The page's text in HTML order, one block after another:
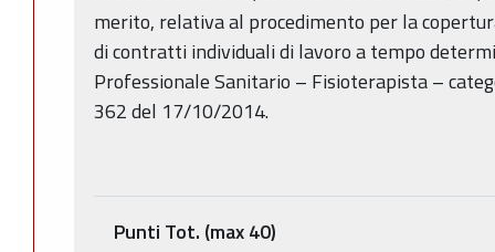
merito, relativa al procedimento per la
di contratti individuali di lavoro a tempo
Professionale Sanitario – Fisioterapista –
362 del 17/10/2014.
Punti Tot. (max 40)